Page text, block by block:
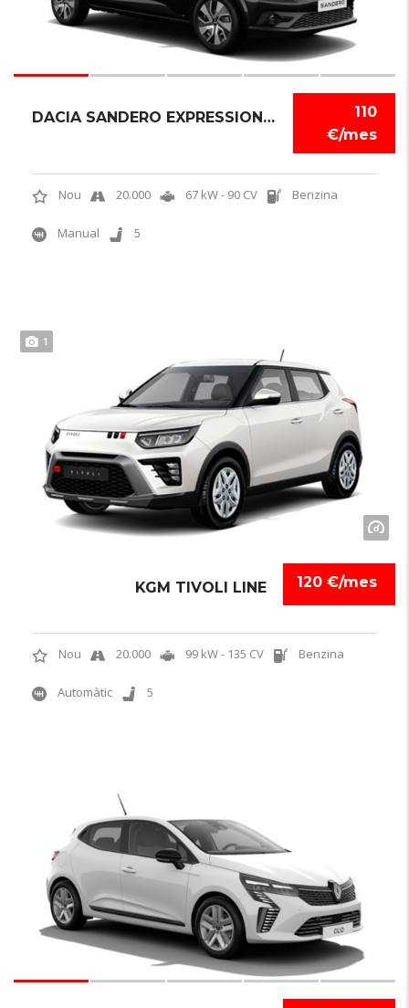
110
€/mes
DACIA SANDERO EXPRESSION TCE
Nou 20.000 67 kW - 90 CV Benzina
Manual 5
1
120 €/mes
KGM TIVOLI LINE
Nou 20.000 99 kW - 135 CV Benzina
Automàtic 5